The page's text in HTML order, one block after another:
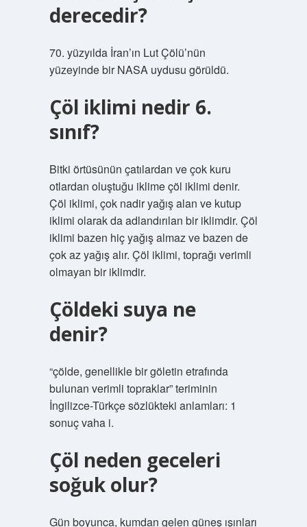
derecedir?
70. yüzyılda İran’ın Lut Çölü’nün
yüzeyinde bir NASA uydusu görüldü.
Çöl iklimi nedir 6.
sınıf?
Bitki örtüsünün çatılardan ve çok kuru
otlardan oluştuğu iklime çöl iklimi denir.
Çöl iklimi, çok nadir yağış alan ve kutup
iklimi olarak da adlandırılan bir iklimdir. Çöl
iklimi bazen hiç yağış almaz ve bazen de
çok az yağış alır. Çöl iklimi, toprağı verimli
olmayan bir iklimdir.
Çöldeki suya ne
denir?
“çölde, genellikle bir göletin etrafında
bulunan verimli topraklar” teriminin
İngilizce-Türkçe sözlükteki anlamları: 1
sonuç vaha i.
Çöl neden geceleri
soğuk olur?
Gün boyunca, kumdan gelen güneş ışınları